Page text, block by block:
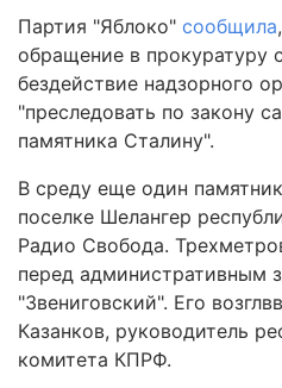
Партия "Яблоко" сообщила
обращение в прокуратуру
бездействие надзорного
"преследовать по закону
памятника Сталину".
В среду еще один
поселке Шелангер
Радио Свобода.
перед административным
"Звениговский". Его
Казанков, руководитель
комитета КПРФ.